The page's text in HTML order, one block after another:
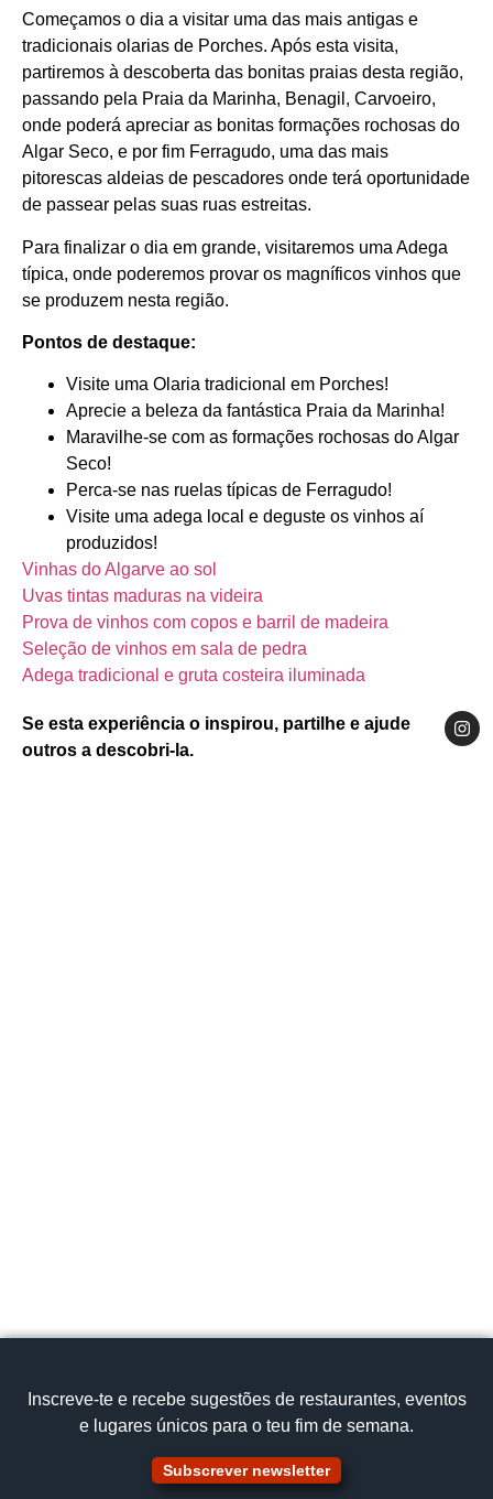
Começamos o dia a visitar uma das mais antigas e
tradicionais olarias de Porches. Após esta visita,
partiremos à descoberta das bonitas praias desta região,
passando pela Praia da Marinha, Benagil, Carvoeiro,
onde poderá apreciar as bonitas formações rochosas do
Algar Seco, e por fim Ferragudo, uma das mais
pitorescas aldeias de pescadores onde terá oportunidade
de passear pelas suas ruas estreitas.
Para finalizar o dia em grande, visitaremos uma Adega
típica, onde poderemos provar os magníficos vinhos que
se produzem nesta região.
Pontos de destaque:
Visite uma Olaria tradicional em Porches!
Aprecie a beleza da fantástica Praia da Marinha!
Maravilhe-se com as formações rochosas do Algar
Seco!
Perca-se nas ruelas típicas de Ferragudo!
Visite uma adega local e deguste os vinhos aí
produzidos!
Vinhas do Algarve ao sol
Uvas tintas maduras na videira
Prova de vinhos com copos e barril de madeira
Seleção de vinhos em sala de pedra
Adega tradicional e gruta costeira iluminada
Se esta experiência o inspirou, partilhe e ajude
outros a descobri‑la.
Inscreve‑te e recebe sugestões de restaurantes, eventos
e lugares únicos para o teu fim de semana.
Subscrever newsletter